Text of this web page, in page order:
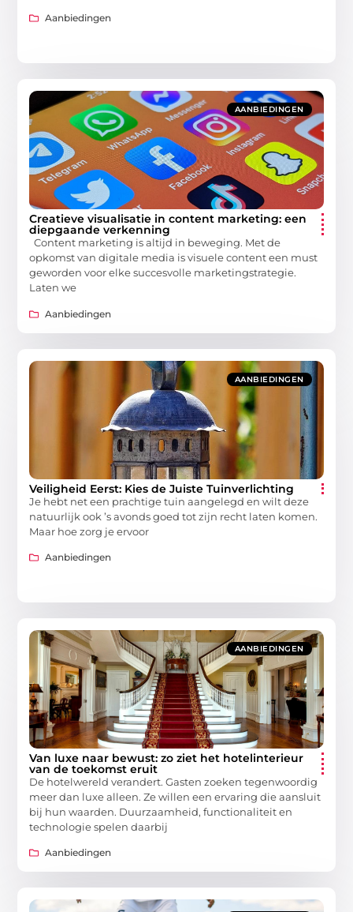
Aanbiedingen
AANBIEDINGEN
Creatieve visualisatie in content marketing: een
diepgaande verkenning
Content marketing is altijd in beweging. Met de
opkomst van digitale media is visuele content een must
geworden voor elke succesvolle marketingstrategie.
Laten we
Aanbiedingen
AANBIEDINGEN
Veiligheid Eerst: Kies de Juiste Tuinverlichting
Je hebt net een prachtige tuin aangelegd en wilt deze
natuurlijk ook ’s avonds goed tot zijn recht laten komen.
Maar hoe zorg je ervoor
Aanbiedingen
AANBIEDINGEN
Van luxe naar bewust: zo ziet het hotelinterieur
van de toekomst eruit
De hotelwereld verandert. Gasten zoeken tegenwoordig
meer dan luxe alleen. Ze willen een ervaring die aansluit
bij hun waarden. Duurzaamheid, functionaliteit en
technologie spelen daarbij
Aanbiedingen